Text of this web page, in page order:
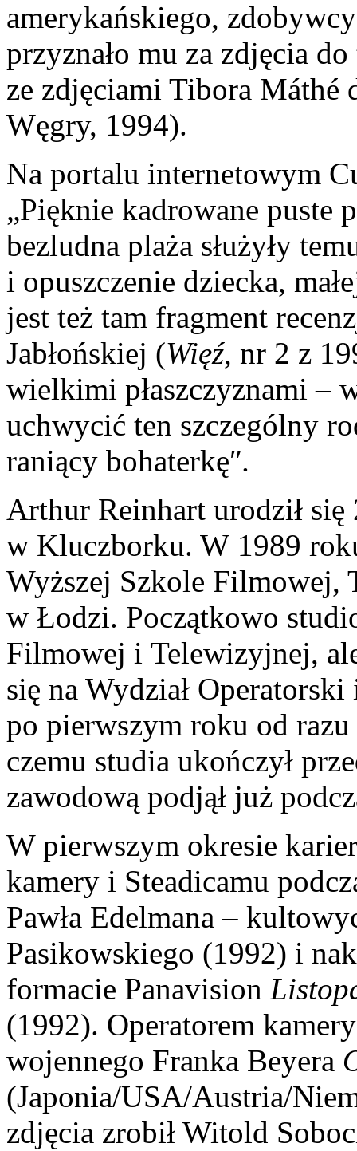
amerykańskiego,
przyznało mu za zdjęcia
ze zdjęciami Tibora Máthé
Węgry, 1994).
Na portalu internetowym
„Pięknie kadrowane puste
bezludna plaża służyły
i opuszczenie dziecka,
jest też tam fragment
Jabłońskiej (Więź, nr 2 z
wielkimi płaszczyznami –
uchwycić ten szczególny
raniący bohaterkę″.
Arthur Reinhart urodził
w Kluczborku. W 1989
Wyższej Szkole Filmowej,
w Łodzi. Początkowo
Filmowej i Telewizyjnej,
się na Wydział
po pierwszym roku od
czemu studia ukończył
zawodową podjął już
W pierwszym okresie
kamery i Steadicamu
Pawła Edelmana –
Pasikowskiego (1992) i
formacie Panavision
(1992). Operatorem
wojennego Franka Beyera
(Japonia/USA/Austria/
zdjęcia zrobił Witold